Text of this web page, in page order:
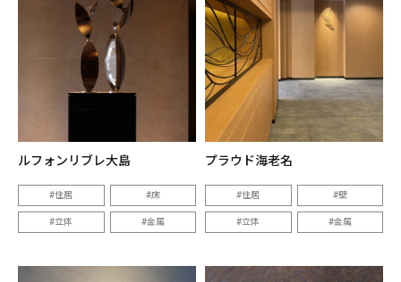
ルフォンリブレ大島
住居 床
立体 金属
プラウド海老名
住居 壁
立体 金属